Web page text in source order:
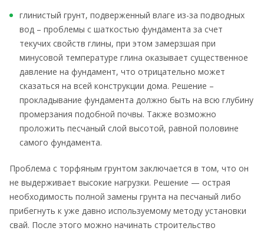
глинистый грунт, подверженный влаге из-за подводных
вод – проблемы с шаткостью фундамента за счет
текучих свойств глины, при этом замерзшая при
минусовой температуре глина оказывает существенное
давление на фундамент, что отрицательно может
сказаться на всей конструкции дома. Решение –
прокладывание фундамента должно быть на всю глубину
промерзания подобной почвы. Также возможно
проложить песчаный слой высотой, равной половине
самого фундамента.
Проблема с торфяным грунтом заключается в том, что он
не выдерживает высокие нагрузки. Решение — острая
необходимость полной замены грунта на песчаный либо
прибегнуть к уже давно используемому методу установки
свай. После этого можно начинать строительство